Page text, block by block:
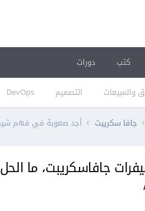
والمبيعات التصميم DevOps
كتب دورات
جافا سكريبت أجد صعوبة في فهم
جافاسكريبت، ما